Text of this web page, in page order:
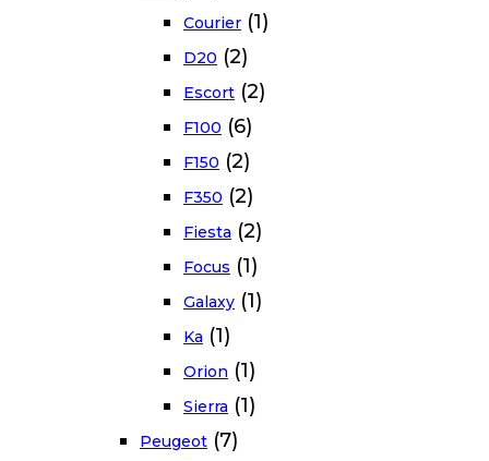
Courier (1)
D20 (2)
Escort (2)
F100 (6)
F150 (2)
F350 (2)
Fiesta (2)
Focus (1)
Galaxy (1)
Ka (1)
Orion (1)
Sierra (1)
Peugeot (7)